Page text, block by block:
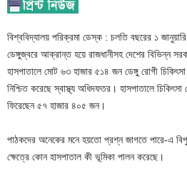
বিশ্ববিদ্যালয় পরিক্রমা ডেস্ক : চলতি বছরের ১
ডেঙ্গুজ্বরে আক্রান্ত হয়ে রাজধানীসহ দেশের বিভিন্ন
হাসপাতালে মোট ৬৩ হাজার ৫১৪ জন ডেঙ্গু রোগী
নিশ্চিত করেছে স্বাস্থ্য অধিদফতর। হাসপাতালে
ফিরেছেন ৫৭ হাজার ৪০৫ জন।
পাঠকদের অনেকের মনে হয়তো প্রশ্ন জাগতে পারে-এ
ক্ষেত্রে কোন হাসপাতাল কী ভূমিকা পালন করেছে।